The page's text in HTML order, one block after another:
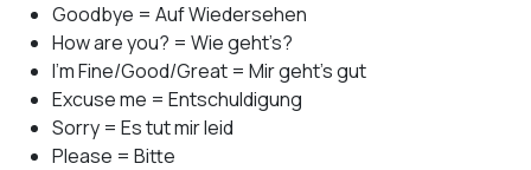
Goodbye = Auf Wiedersehen
How are you? = Wie geht’s?
I’m Fine/Good/Great = Mir geht’s gut
Excuse me = Entschuldigung
Sorry = Es tut mir leid
Please = Bitte